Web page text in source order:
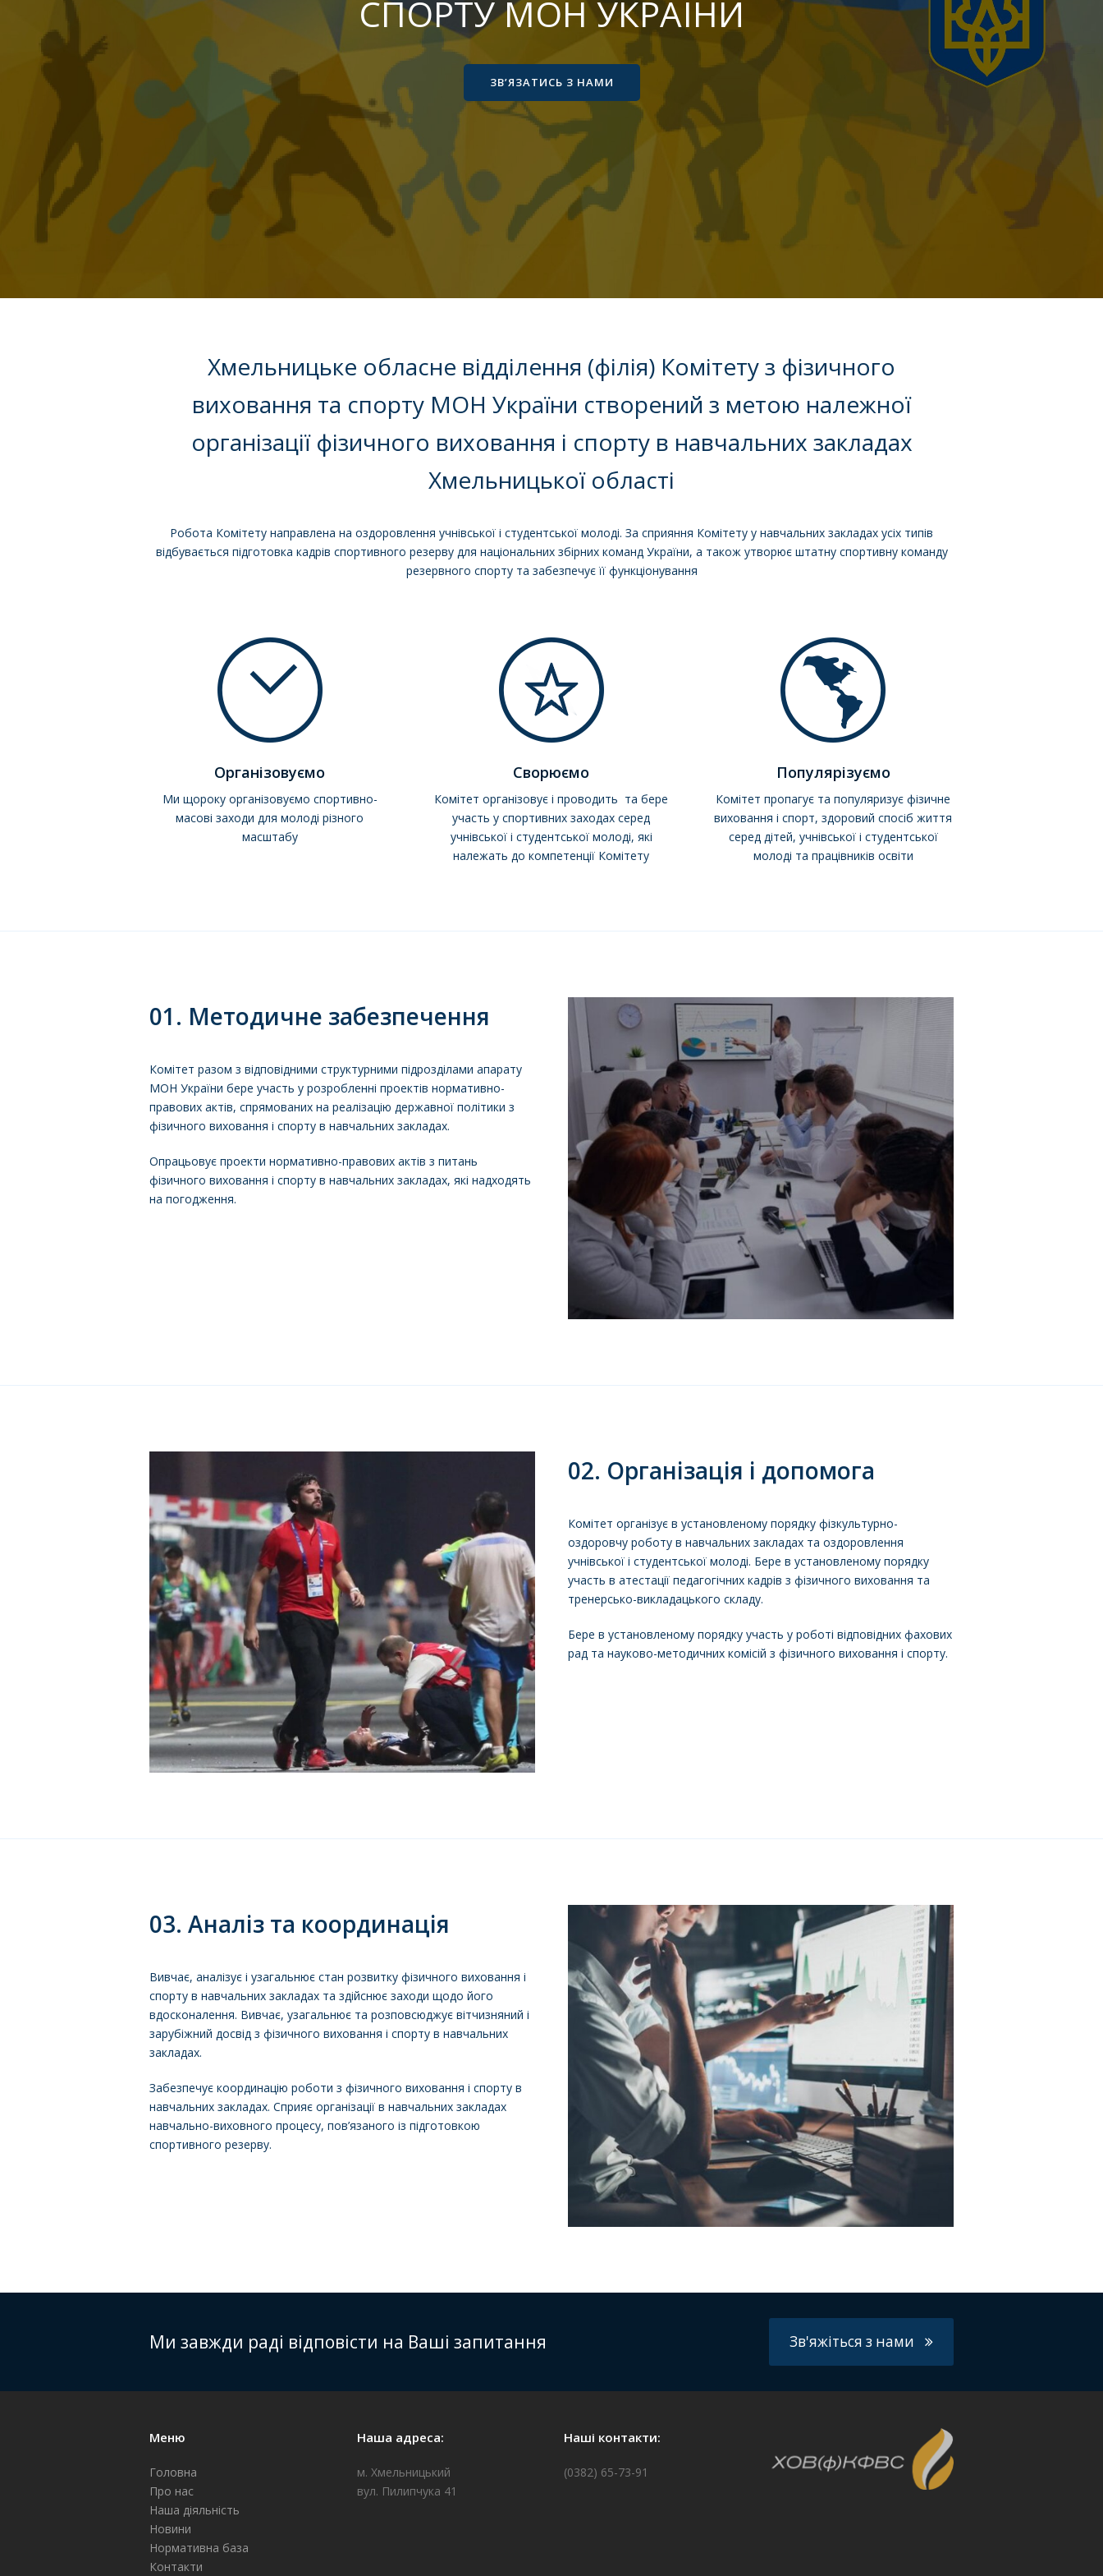
ВІДДІЛЕННЯ
(ФІЛІЯ)
КОМІТЕТУ
З
ФІЗИЧНОГО
ВИХОВАННЯ
СПОРТУ
МОН
СПОРТУ МОН УКРАЇНИ
ЗВ’ЯЗАТИСЬ З НАМИ
Хмельницьке обласне відділення (філія) Комітету з фізичного
виховання та спорту МОН України створений з метою належної
організації фізичного виховання і спорту в навчальних закладах
Хмельницької області
Робота Комітету направлена на оздоровлення учнівської і студентської молоді. За сприяння Комітету у навчальних закладах усіх типів
відбувається підготовка кадрів спортивного резерву для національних збірних команд України, а також утворює штатну спортивну команду
резервного спорту та забезпечує її функціонування
Організовуємо
Ми щороку організовуємо спортивно-
масові заходи для молоді різного
масштабу
Сворюємо
Комітет організовує і проводить та бере
участь у спортивних заходах серед
учнівської і студентської молоді, які
належать до компетенції Комітету
Популярізуємо
Комітет пропагує та популяризує фізичне
виховання і спорт, здоровий спосіб життя
серед дітей, учнівської і студентської
молоді та працівників освіти
01. Методичне забезпечення
Комітет разом з відповідними структурними підрозділами апарату
МОН України бере участь у розробленні проектів нормативно-
правових актів, спрямованих на реалізацію державної політики з
фізичного виховання і спорту в навчальних закладах.
Опрацьовує проекти нормативно-правових актів з питань
фізичного виховання і спорту в навчальних закладах, які надходять
на погодження.
02. Організація і допомога
Комітет організує в установленому порядку фізкультурно-
оздоровчу роботу в навчальних закладах та оздоровлення
учнівської і студентської молоді. Бере в установленому порядку
участь в атестації педагогічних кадрів з фізичного виховання та
тренерсько-викладацького складу.
Бере в установленому порядку участь у роботі відповідних фахових
рад та науково-методичних комісій з фізичного виховання і спорту.
03. Аналіз та координація
Вивчає, аналізує і узагальнює стан розвитку фізичного виховання і
спорту в навчальних закладах та здійснює заходи щодо його
вдосконалення. Вивчає, узагальнює та розповсюджує вітчизняний і
зарубіжний досвід з фізичного виховання і спорту в навчальних
закладах.
Забезпечує координацію роботи з фізичного виховання і спорту в
навчальних закладах. Сприяє організації в навчальних закладах
навчально-виховного процесу, пов’язаного із підготовкою
спортивного резерву.
Ми завжди раді відповісти на Ваші запитання Зв'яжіться з нами
Меню
Головна
Про нас
Наша діяльність
Новини
Нормативна база
Контакти
Наша адреса:
м. Хмельницький
вул. Пилипчука 41
Наші контакти:
(0382) 65-73-91